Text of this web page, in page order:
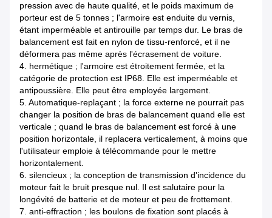
pression avec de haute qualité, et le poids maximum de
porteur est de 5 tonnes ; l'armoire est enduite du vernis,
étant imperméable et antirouille par temps dur. Le bras de
balancement est fait en nylon de tissu-renforcé, et il ne
déformera pas même après l'écrasement de voiture.
4. hermétique ; l'armoire est étroitement fermée, et la
catégorie de protection est IP68. Elle est imperméable et
antipoussière. Elle peut être employée largement.
5. Automatique-replaçant ; la force externe ne pourrait pas
changer la position de bras de balancement quand elle est
verticale ; quand le bras de balancement est forcé à une
position horizontale, il replacera verticalement, à moins que
l'utilisateur emploie à télécommande pour le mettre
horizontalement.
6. silencieux ; la conception de transmission d'incidence du
moteur fait le bruit presque nul. Il est salutaire pour la
longévité de batterie et de moteur et peu de frottement.
7. anti-effraction ; les boulons de fixation sont placés à